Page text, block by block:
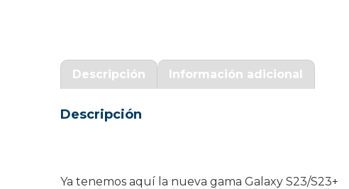
Descripción Información adicional
Descripción
Ya tenemos aquí la nueva gama Galaxy S23/S23+